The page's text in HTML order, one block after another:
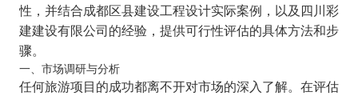
性，并结合成都区县建设工程设计实际案例，以及四川彩
建建设有限公司的经验，提供可行性评估的具体方法和步
骤。
一、市场调研与分析
任何旅游项目的成功都离不开对市场的深入了解。在评估